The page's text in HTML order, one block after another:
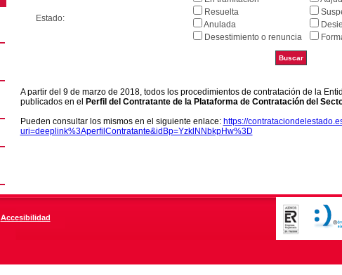
Estado:
Resuelta
Anulada
Desestimiento o renuncia
A partir del 9 de marzo de 2018, todos los procedimientos de contratación de la
publicados en el
Perfil del Contratante de la Plataforma de Contratación del
Pueden consultar los mismos en el siguiente enlace: https://
uri=deeplink%3AperfilContratante&idBp=YzklNNbkpHw%3D
Accesibilidad